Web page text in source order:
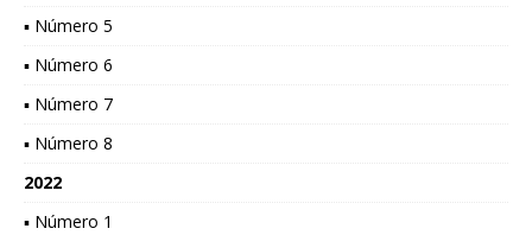
▪ Número 5
▪ Número 6
▪ Número 7
▪ Número 8
2022
▪ Número 1